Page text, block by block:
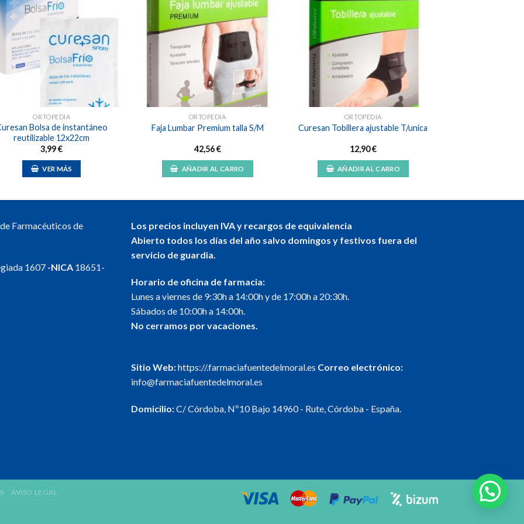
lista de
deseos
ORTOPEDIA
Bolsa de instantáneo
reutilizable 12x22cm
3,99€
VER MÁS
Añadir
a la
lista de
deseos
ORTOPEDIA
Faja Lumbar Premium talla S/M
42,56€
AÑADIR AL CARRO
lista de
ORTOPEDIA
Curesan Tobillera ajustable T/unica
12,90€
AÑADIR AL CARRO
Farmacéuticos de
1607 -NICA 18651-
Los precios incluyen IVA y recargos de equivalencia
Abierto todos los días del año salvo domingos y festivos fuera del
servicio de guardia.
Horario de oficina de farmacia:
Lunes a viernes de 9:30h a 14:00h y de 17:00h a 20:30h.
Sábados de 10:00h a 14:00h.
No cerramos por vacaciones.
Sitio Web:https://.farmaciafuentedelmoral.es Correo electrónico:
info@farmaciafuentedelmoral.es
Domicilio:C/ Córdoba, Nº10 Bajo 14960 - Rute, Córdoba - España.
AVISO LEGAL